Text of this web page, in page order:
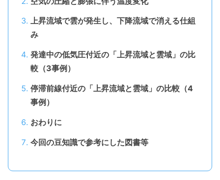
上昇流域で雲が発生し、下降流域で消える仕組
み
発達中の低気圧付近の「上昇流域と雲域」の比
較（3事例）
停滞前線付近の「上昇流域と雲域」の比較（4
事例）
おわりに
今回の豆知識で参考にした図書等